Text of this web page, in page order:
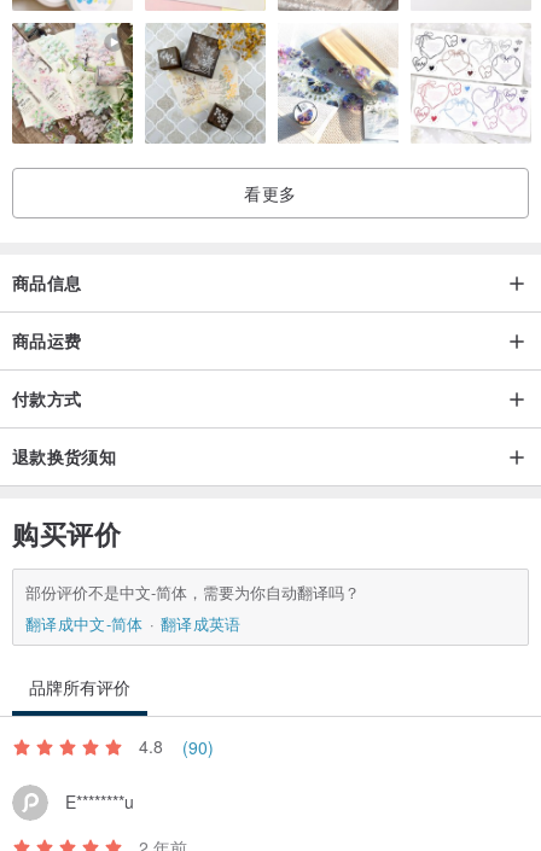
看更多
商品信息
商品运费
付款方式
退款换货须知
购买评价
部份评价不是中文-简体，需要为你自动翻译吗？
翻译成中文-简体
翻译成英语
品牌所有评价
4.8 (90)
E********u